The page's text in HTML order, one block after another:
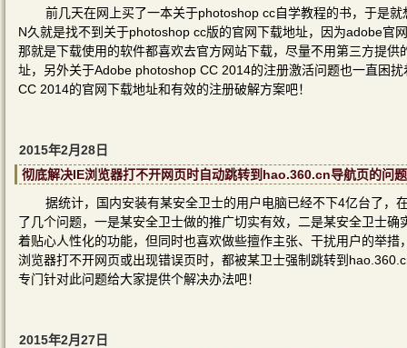
前几天在网上买了一本关于photoshop cc自学教程的书，于是
N久就是找不到关于photoshop cc版的官网下载地址，因为adobe官
那就是下载使用的软件都喜欢去官方网站下载，尽量不用第三方提
址，另外关于Adobe photoshop CC 2014的注册激活问题也一直困
CC 2014的官网下载地址和有效的注册破解方案吧！
2015年2月28日
彻底解决IE浏览器打不开网页时自动跳转到hao.360.cn导航页的问题
据统计，国内安装有某安全卫士的用户电脑已经不下4亿台了，
了几个问题，一是某安全卫士做的推广切实有效，二是某安全卫士
着贴心人性化的功能，但同时也喜欢做些擅作主张、干扰用户的举
浏览器打不开网页或出现错误页时，都被某卫士强制跳转到
专门针对此问题给大家提供个解决办法吧！
2015年2月27日